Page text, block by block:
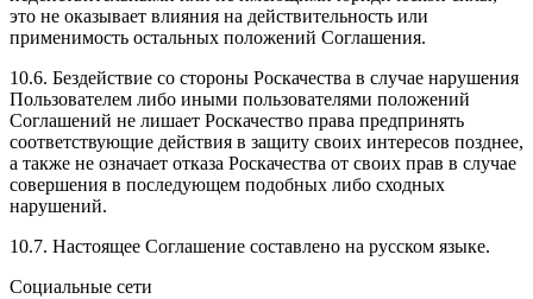
это не оказывает влияния на действительность или
применимость остальных положений Соглашения.
10.6. Бездействие со стороны Роскачества в случае нарушения
Пользователем либо иными пользователями положений
Соглашений не лишает Роскачество права предпринять
соответствующие действия в защиту своих интересов позднее,
а также не означает отказа Роскачества от своих прав в случае
совершения в последующем подобных либо сходных
нарушений.
10.7. Настоящее Соглашение составлено на русском языке.
Социальные сети